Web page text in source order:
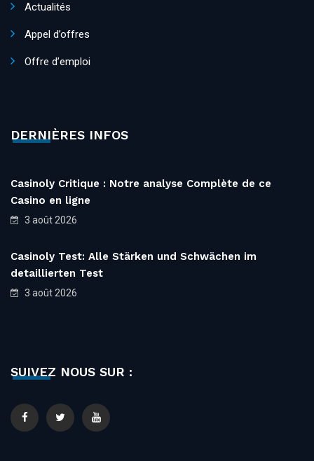
Actualités
Appel d’offres
Offre d’emploi
DERNIÈRES INFOS
Casinoly Critique : Notre analyse Complète de ce
Casino en ligne
3 août 2026
Casinoly Test: Alle Stärken und Schwächen im
detaillierten Test
3 août 2026
SUIVEZ NOUS SUR :